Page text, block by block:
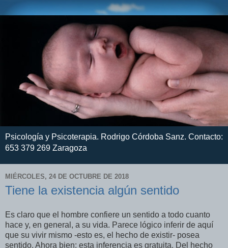
Psicología y Psicoterapia. Rodrigo Córdoba Sanz. Contacto:
653 379 269 Zaragoza
MIÉRCOLES, 24 DE OCTUBRE DE 2018
Tiene la existencia algún sentido
Es claro que el hombre confiere un sentido a todo cuanto
hace y, en general, a su vida. Parece lógico inferir de aquí
que su vivir mismo -esto es, el hecho de existir- posea
sentido. Ahora bien: esta inferencia es gratuita. Del hecho